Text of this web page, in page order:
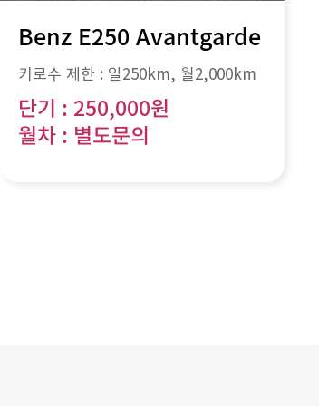
Benz E250 Avantgarde
키로수 제한 : 일250km, 월2,000km
단기 : 250,000원
월차 : 별도문의